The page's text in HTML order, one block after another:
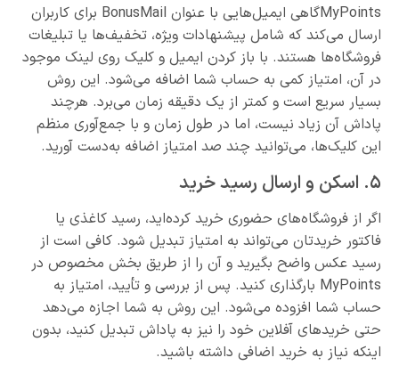
MyPointsگاهی ایمیل‌هایی با عنوان BonusMail برای کاربران
ارسال می‌کند که شامل پیشنهادات ویژه، تخفیف‌ها یا تبلیغات
فروشگاه‌ها هستند. با باز کردن ایمیل و کلیک روی لینک موجود
در آن، امتیاز کمی به حساب شما اضافه می‌شود. این روش
بسیار سریع است و کمتر از یک دقیقه زمان می‌برد. هرچند
پاداش آن زیاد نیست، اما در طول زمان و با جمع‌آوری منظم
این کلیک‌ها، می‌توانید چند صد امتیاز اضافه به‌دست آورید.
۵. اسکن و ارسال رسید خرید
اگر از فروشگاه‌های حضوری خرید کرده‌اید، رسید کاغذی یا
فاکتور خریدتان می‌تواند به امتیاز تبدیل شود. کافی است از
رسید عکس واضح بگیرید و آن را از طریق بخش مخصوص در
MyPoints بارگذاری کنید. پس از بررسی و تأیید، امتیاز به
حساب شما افزوده می‌شود. این روش به شما اجازه می‌دهد
حتی خریدهای آفلاین خود را نیز به پاداش تبدیل کنید، بدون
اینکه نیاز به خرید اضافی داشته باشید.